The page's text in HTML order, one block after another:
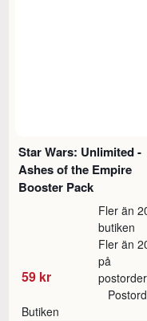
Star Wars: Unlimited -
Ashes of the Empire
Booster Pack
59 kr
Fler än
butiken
Fler än
på
postorder
Butiken